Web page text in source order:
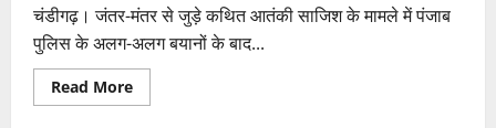
चंडीगढ़। जंतर-मंतर से जुड़े कथित आतंकी साजिश के मामले में पंजाब
पुलिस के अलग-अलग बयानों के बाद...
Read MoreRead
more